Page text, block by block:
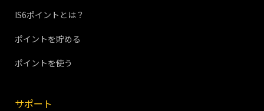
IS6ポイントとは？
ポイントを貯める
ポイントを使う
サポート